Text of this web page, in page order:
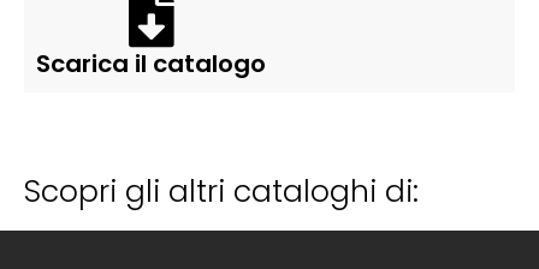
Scarica il catalogo
Scopri gli altri cataloghi di: